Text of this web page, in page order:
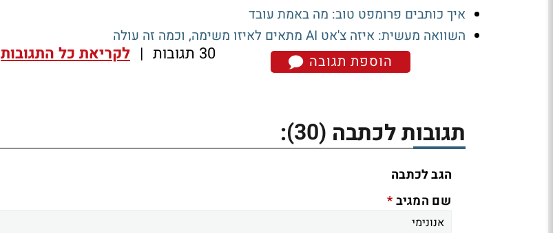
איך כותבים פרומפט טוב: מה באמת עובד
השוואה מעשית: איזה צ'אט AI מתאים לאיזו משימה, וכמה זה עולה
הוספת תגובה 30 תגובות | לקריאת כל התגובות
תגובות לכתבה (30)
:
הגב לכתבה
שם המגיב*